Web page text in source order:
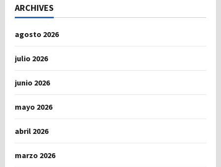
ARCHIVES
agosto 2026
julio 2026
junio 2026
mayo 2026
abril 2026
marzo 2026